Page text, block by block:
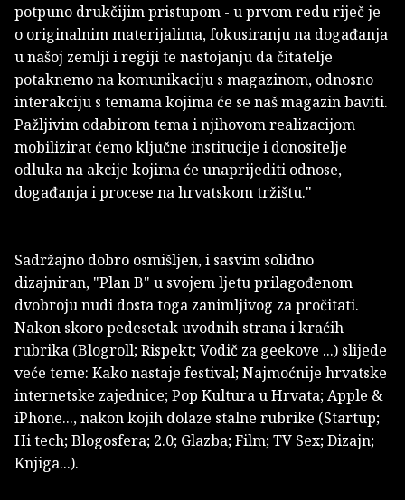
potpuno drukčijim pristupom - u prvom redu riječ je
o originalnim materijalima, fokusiranju na događanja
u našoj zemlji i regiji te nastojanju da čitatelje
potaknemo na komunikaciju s magazinom, odnosno
interakciju s temama kojima će se naš magazin baviti.
Pažljivim odabirom tema i njihovom realizacijom
mobilizirat ćemo ključne institucije i donositelje
odluka na akcije kojima će unaprijediti odnose,
događanja i procese na hrvatskom tržištu."
Sadržajno dobro osmišljen, i sasvim solidno
dizajniran, "Plan B" u svojem ljetu prilagođenom
dvobroju nudi dosta toga zanimljivog za pročitati.
Nakon skoro pedesetak uvodnih strana i kraćih
rubrika (Blogroll; Rispekt; Vodič za geekove ...) slijede
veće teme: Kako nastaje festival; Najmoćnije hrvatske
internetske zajednice; Pop Kultura u Hrvata; Apple &
iPhone..., nakon kojih dolaze stalne rubrike (Startup;
Hi tech; Blogosfera; 2.0; Glazba; Film; TV Sex; Dizajn;
Knjiga...).